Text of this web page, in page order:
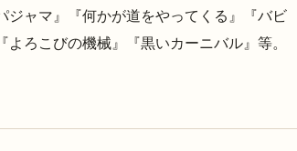
ジャマ』『何かが道をやってくる』『バビ
よろこびの機械』『黒いカーニバル』等。